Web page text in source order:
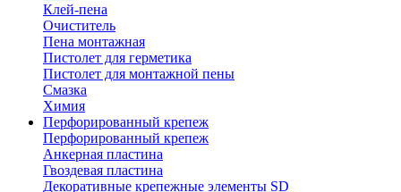
Клей-пена
Очиститель
Пена монтажная
Пистолет для герметика
Пистолет для монтажной пены
Смазка
Химия
Перфорированный крепеж
Перфорированный крепеж
Анкерная пластина
Гвоздевая пластина
Декоративные крепежные элементы SD